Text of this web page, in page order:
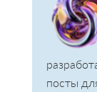
посты